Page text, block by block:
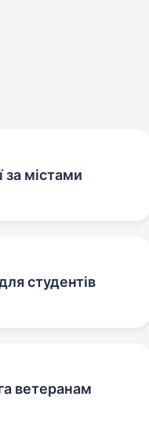
за містами
студентів
ветеранам